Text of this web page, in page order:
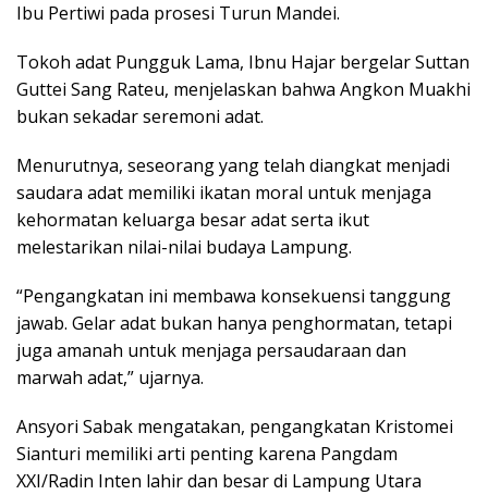
Ibu Pertiwi pada prosesi Turun Mandei.
Tokoh adat Pungguk Lama, Ibnu Hajar bergelar Suttan
Guttei Sang Rateu, menjelaskan bahwa Angkon Muakhi
bukan sekadar seremoni adat.
Menurutnya, seseorang yang telah diangkat menjadi
saudara adat memiliki ikatan moral untuk menjaga
kehormatan keluarga besar adat serta ikut
melestarikan nilai-nilai budaya Lampung.
“Pengangkatan ini membawa konsekuensi tanggung
jawab. Gelar adat bukan hanya penghormatan, tetapi
juga amanah untuk menjaga persaudaraan dan
marwah adat,” ujarnya.
Ansyori Sabak mengatakan, pengangkatan Kristomei
Sianturi memiliki arti penting karena Pangdam
XXI/Radin Inten lahir dan besar di Lampung Utara